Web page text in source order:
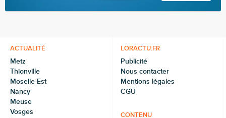
ACTUALITÉ
Metz
Thionville
Moselle-Est
Nancy
Meuse
Vosges
LORACTU.FR
Publicité
Nous contacter
Mentions légales
CGU
CONTENU